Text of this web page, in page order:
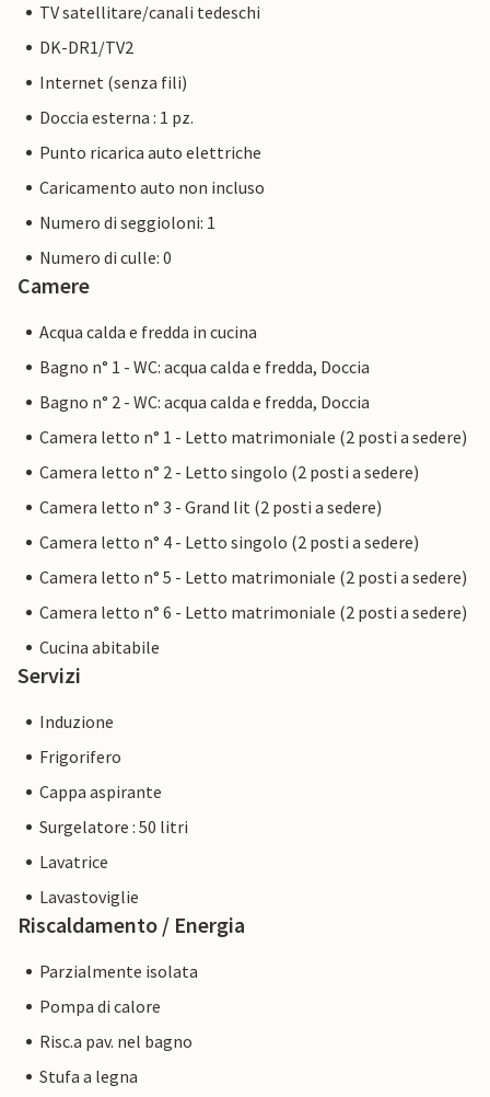
TV satellitare/canali tedeschi
DK-DR1/TV2
Internet (senza fili)
Doccia esterna : 1 pz.
Punto ricarica auto elettriche
Caricamento auto non incluso
Numero di seggioloni: 1
Numero di culle: 0
Camere
Acqua calda e fredda in cucina
Bagno n° 1 - WC: acqua calda e fredda, Doccia
Bagno n° 2 - WC: acqua calda e fredda, Doccia
Camera letto n° 1 - Letto matrimoniale (2 posti a sedere)
Camera letto n° 2 - Letto singolo (2 posti a sedere)
Camera letto n° 3 - Grand lit (2 posti a sedere)
Camera letto n° 4 - Letto singolo (2 posti a sedere)
Camera letto n° 5 - Letto matrimoniale (2 posti a sedere)
Camera letto n° 6 - Letto matrimoniale (2 posti a sedere)
Cucina abitabile
Servizi
Induzione
Frigorifero
Cappa aspirante
Surgelatore : 50 litri
Lavatrice
Lavastoviglie
Riscaldamento / Energia
Parzialmente isolata
Pompa di calore
Risc.a pav. nel bagno
Stufa a legna